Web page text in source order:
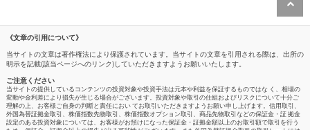
《文章の引用について》
当サイトの文章は著作権法により保護されています。当サイトの文章を引用される際は、出所の
明示を記載(該当ページへのリンク)していただきますようお願いいたします。
ご注意ください
当サイトの提供しているコンテンツの投資対象や投資手法は元本や利益を保証するものではな く、相場の
変動や金利差により損失が生じる場合がございます。投資対象や取引の仕組およびリスクについて十分ご
理解の上、お客様ご自身の判断と責任におい てお取引いただきますようお願い申し上げます。信用取引、
外国為替証拠金取引、株価指数先物取引、株価指数オプション取引、商品先物取引などの保証金・証 拠金
設定のある投資対象については、お客様がお預けになった保証金・証拠金額以上のお取引額で取引を行う